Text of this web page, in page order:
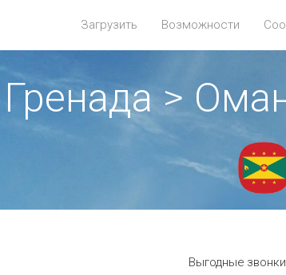
Загрузить Возможности
Гренада >
Выгодные